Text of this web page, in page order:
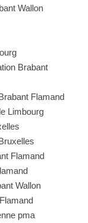
Wallon
Brabant
Flamand
Limbourg
Flamand
Wallon
pma